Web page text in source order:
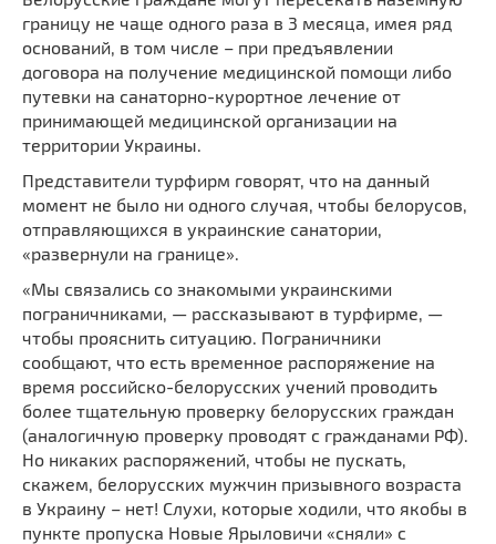
границу не чаще одного раза в 3 месяца, имея ряд
оснований, в том числе – при предъявлении
договора на получение медицинской помощи либо
путевки на санаторно-курортное лечение от
принимающей медицинской организации на
территории Украины.
Представители турфирм говорят, что на данный
момент не было ни одного случая, чтобы белорусов,
отправляющихся в украинские санатории,
«развернули на границе».
«Мы связались со знакомыми украинскими
пограничниками, — рассказывают в турфирме, —
чтобы прояснить ситуацию. Пограничники
сообщают, что есть временное распоряжение на
время российско-белорусских учений проводить
более тщательную проверку белорусских граждан
(аналогичную проверку проводят с гражданами РФ).
Но никаких распоряжений, чтобы не пускать,
скажем, белорусских мужчин призывного возраста
в Украину – нет! Слухи, которые ходили, что якобы в
пункте пропуска Новые Ярыловичи «сняли» с